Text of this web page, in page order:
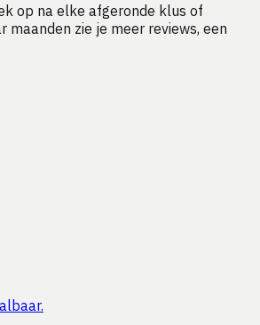
op na elke afgeronde klus of
zie je meer reviews, een